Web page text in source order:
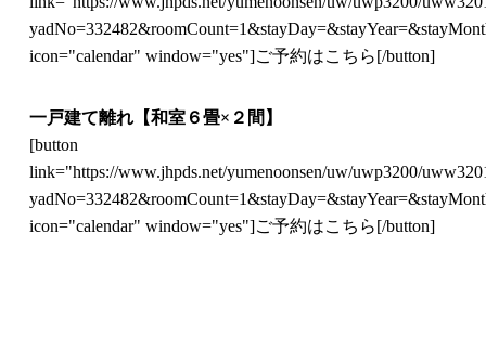
icon="calendar" window="yes"]ご予約はこちら[/button]
一戸建て離れ【和室６畳×２間】
[button
link="https://www.jhpds.net/yumenoonsen/uw/uwp3200/
icon="calendar" window="yes"]ご予約はこちら[/button]